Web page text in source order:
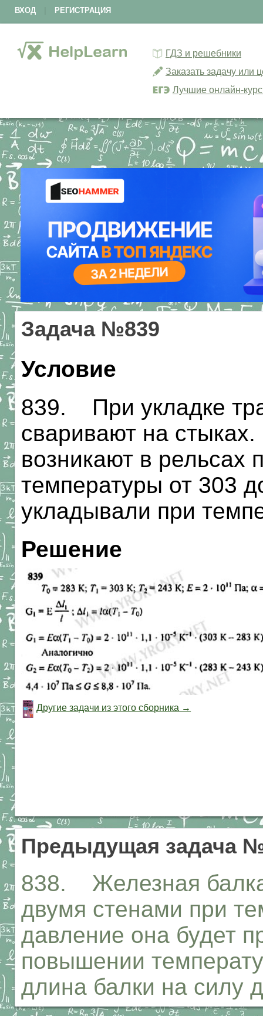
ВХОД РЕГИСТРАЦИЯ
ГДЗ и решебники
Заказать задачу или
Лучшие онлайн-
Задача №839
Условие
839. При укладке
сваривают на
возникают в рельсах
температуры от 303
укладывали при
Решение
Другие задачи из этого сборника →
Предыдущая задача
838. Железная
двумя стенами при
давление она будет
повышении
длина балки на силу